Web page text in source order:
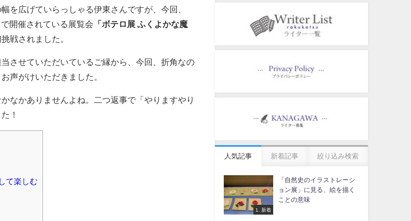
を広げていらっしゃる伊東さんですが、今回、
開催されている展覧会 「ボテロ展 ふくよかな魔
戦されました。
させていただいているご縁から、今回、折角なの
声がけいただきました。
なかありませんよね。二つ返事で「やりますやり
！
て楽しむ
人気記事 新着記事 絞り込み検索
1. 新着
「自然史のイラストレーシ
ョン展」に見る、絵を描く
ことの意味